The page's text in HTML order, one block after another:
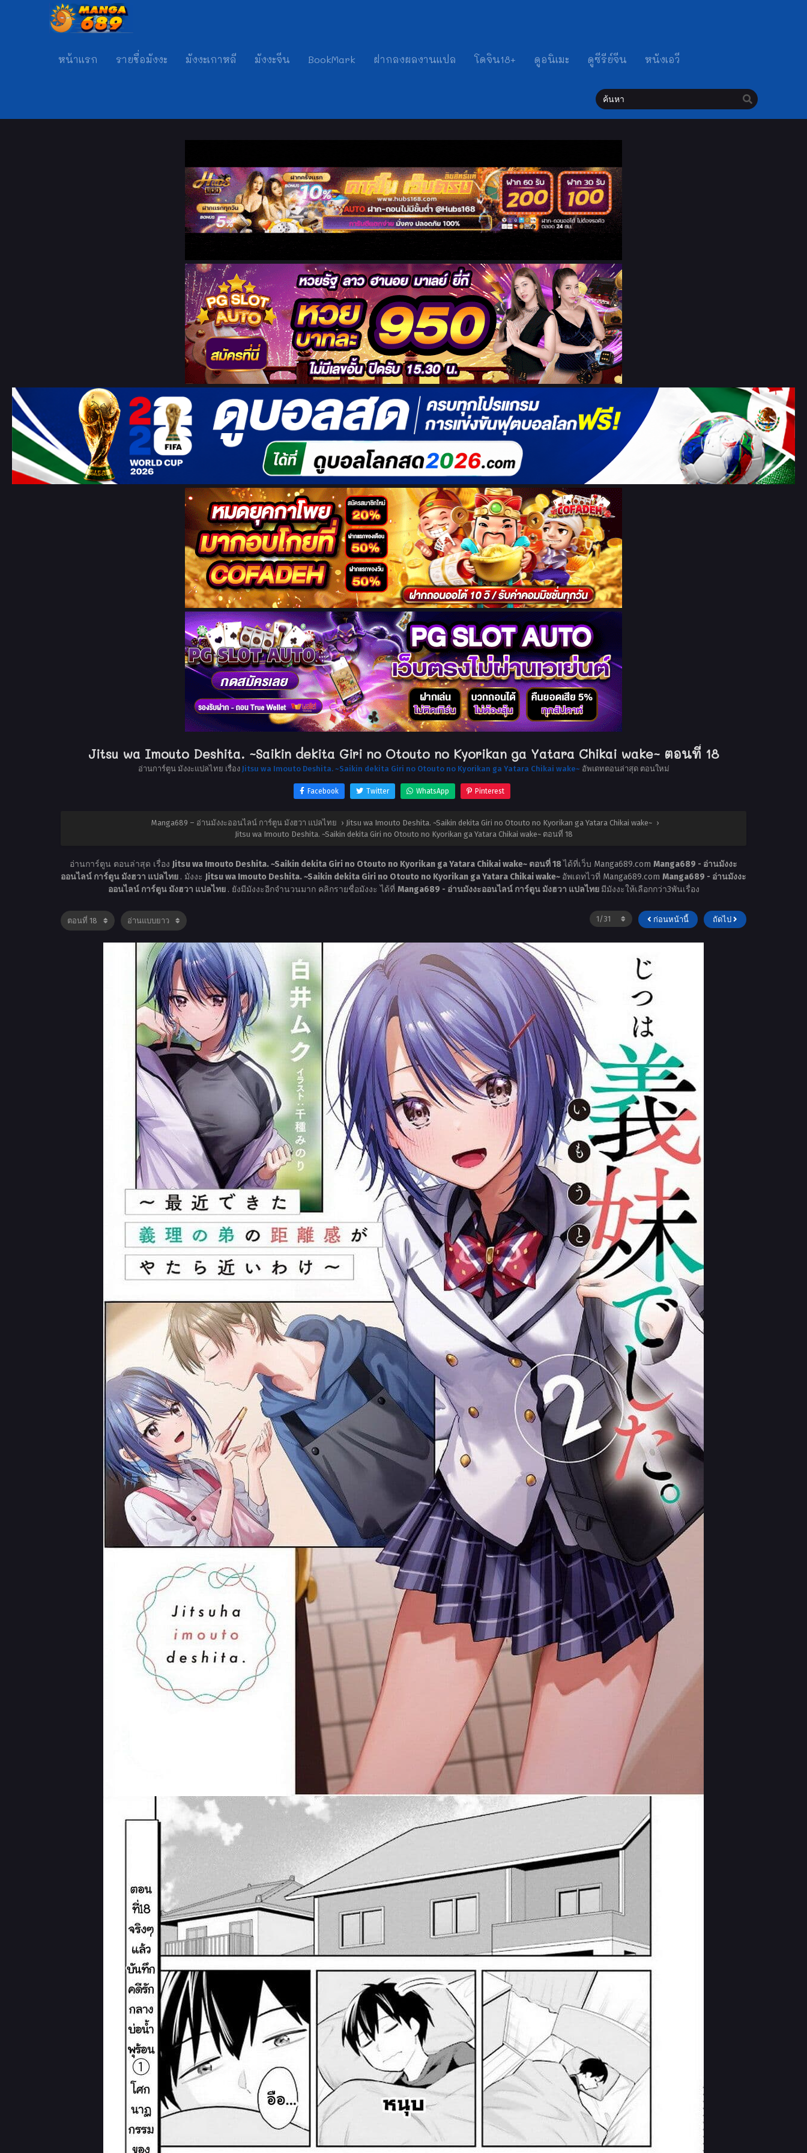
หน้าแรก รายชื่อมังงะ มังงะเกาหลี มังงะจีน BookMark ฝากลงผลงานแปล โดจิน18+ ดูอนิเมะ ดูซีรีย์จีน หนังเอวี
Jitsu wa Imouto Deshita. ~Saikin dekita Giri no Otouto no Kyorikan ga Yatara Chikai wake~ ตอนที่ 18
อ่านการ์ตูน มังงะแปลไทย เรื่อง Jitsu wa Imouto Deshita. ~Saikin dekita Giri no Otouto no Kyorikan ga Yatara Chikai wake~ อัพเดทตอนล่าสุด ตอนใหม่
Facebook Twitter WhatsApp Pinterest
Manga689 – อ่านมังงะออนไลน์ การ์ตูน มังฮวา แปลไทย › Jitsu wa Imouto Deshita. ~Saikin dekita Giri no Otouto no Kyorikan ga Yatara Chikai wake~ ›
Jitsu wa Imouto Deshita. ~Saikin dekita Giri no Otouto no Kyorikan ga Yatara Chikai wake~ ตอนที่ 18
อ่านการ์ตูน ตอนล่าสุด เรื่อง Jitsu wa Imouto Deshita. ~Saikin dekita Giri no Otouto no Kyorikan ga Yatara Chikai wake~ ตอนที่ 18ได้ที่เว็บ Manga689.com Manga689 - อ่านมังงะ
ออนไลน์ การ์ตูน มังฮวา แปลไทย . มังงะ Jitsu wa Imouto Deshita. ~Saikin dekita Giri no Otouto no Kyorikan ga Yatara Chikai wake~ อัพเดทไวที่ Manga689.com Manga689 - อ่านมังงะ
ออนไลน์ การ์ตูน มังฮวา แปลไทย . ยังมีมังงะอีกจำนวนมาก คลิกรายชื่อมังงะ ได้ที่ Manga689 - อ่านมังงะออนไลน์ การ์ตูน มังฮวา แปลไทย มีมังงะให้เลือกกว่า3พันเรื่อง
ก่อนหน้านี้ ถัดไป